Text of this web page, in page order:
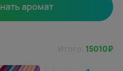
аромат
15010₽